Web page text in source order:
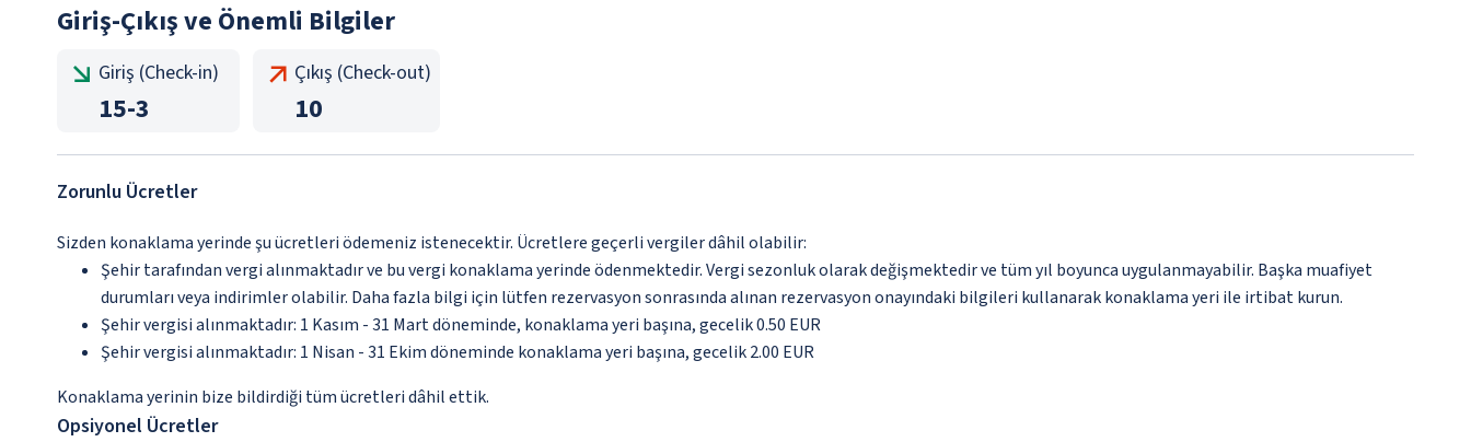
Giriş-Çıkış ve Önemli Bilgiler
Giriş (Check-in)
15-3
Çıkış (Check-out)
10
Zorunlu Ücretler
Sizden konaklama yerinde şu ücretleri ödemeniz istenecektir. Ücretlere geçerli vergiler dâhil olabilir:
Şehir tarafından vergi alınmaktadır ve bu vergi konaklama yerinde ödenmektedir. Vergi sezonluk olarak değişmektedir ve tüm yıl boyunca uygulanmayabilir. Başka muafiyet
durumları veya indirimler olabilir. Daha fazla bilgi için lütfen rezervasyon sonrasında alınan rezervasyon onayındaki bilgileri kullanarak konaklama yeri ile irtibat kurun.
Şehir vergisi alınmaktadır: 1 Kasım - 31 Mart döneminde, konaklama yeri başına, gecelik 0.50 EUR
Şehir vergisi alınmaktadır: 1 Nisan - 31 Ekim döneminde konaklama yeri başına, gecelik 2.00 EUR
Konaklama yerinin bize bildirdiği tüm ücretleri dâhil ettik.
Opsiyonel Ücretler